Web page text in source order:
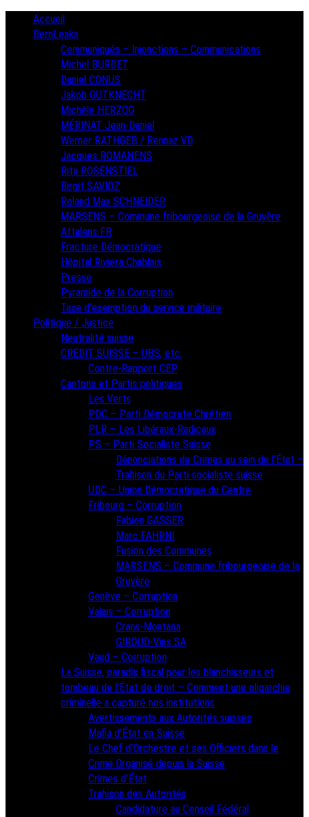
PrimaryAccueil
BernLeaks
Communiqués – Injonctions – Communications
Michel BURDET
Daniel CONUS
Jakob GUTKNECHT
Michèle HERZOG
MÉRINAT Jean-Daniel
Werner RATHGEB / Rennaz VD
Jacques ROMANENS
Rita ROSENSTIEL
Birgit SAVIOZ
Roland Max SCHNEIDER
MARSENS – Commune fribourgeoise de la Gruyère
Attalens FR
Fracture Démocratique
Hôpital Riviera Chablais
Presse
Pyramide de la Corruption
Taxe d’exemption du service militaire
Politique / Justice
Neutralité suisse
CREDIT SUISSE – UBS, etc.
Contre-Rapport CEP
Cantons et Partis politiques
Les Verts
PDC – Parti Démocrate Chrétien
PLR – Les Libéraux-Radicaux
PS – Parti Socialiste Suisse
Dénonciations de Crimes au sein de l’État –
Trahison du Parti socialiste suisse
UDC – Union Démocratique du Centre
Fribourg – Corruption
Fabien GASSER
Marc FAHRNI
Fusion des Communes
MARSENS – Commune fribourgeoise de la
Gruyère
Genève – Corruption
Valais – Corruption
Crans-Montana
GIROUD-Vins SA
Vaud – Corruption
La Suisse, paradis fiscal pour les blanchisseurs et
tombeau de l’État de droit – Comment une oligarchie
criminelle a capturé nos institutions
Avertissements aux Autorités suisses
Mafia d’État en Suisse
Le Chef d’Orchestre et ses Officiers dans le
Crime Organisé depuis la Suisse
Crimes d’État
Trahison des Autorités
Candidature au Conseil Fédéral